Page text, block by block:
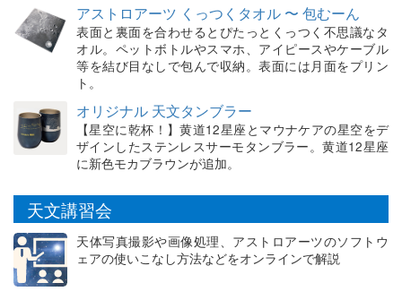
アストロアーツ くっつくタオル 〜 包むーん
表面と裏面を合わせるとぴたっとくっつく不思議なタ
オル。ペットボトルやスマホ、アイピースやケーブル
等を結び目なしで包んで収納。表面には月面をプリン
ト。
オリジナル 天文タンブラー
【星空に乾杯！】黄道12星座とマウナケアの星空をデ
ザインしたステンレスサーモタンブラー。黄道12星座
に新色モカブラウンが追加。
天文講習会
天体写真撮影や画像処理、アストロアーツのソフトウ
ェアの使いこなし方法などをオンラインで解説